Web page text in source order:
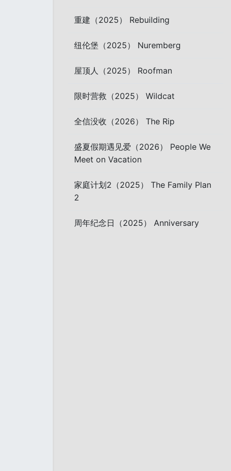
重建（2025） Rebuilding
纽伦堡（2025） Nuremberg
屋顶人（2025） Roofman
限时营救（2025） Wildcat
全信没收（2026） The Rip
盛夏假期遇见爱（2026） People We
Meet on Vacation
家庭计划2（2025） The Family Plan
2
周年纪念日（2025） Anniversary